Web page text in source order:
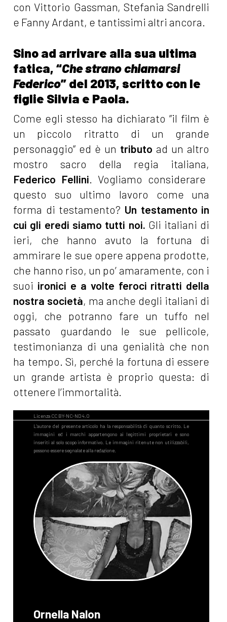
con Vittorio Gassman, Stefania Sandrelli
e Fanny Ardant, e tantissimi altri ancora.
Sino ad arrivare alla sua ultima
fatica, “Che strano chiamarsi
Federico” del 2013, scritto con le
figlie Silvia e Paola.
Come egli stesso ha dichiarato ”il film è
un piccolo ritratto di un grande
personaggio” ed è un tributo ad un altro
mostro sacro della regia italiana,
Federico Fellini. Vogliamo considerare
questo suo ultimo lavoro come una
forma di testamento? Un testamento in
cui gli eredi siamo tutti noi. Gli italiani di
ieri, che hanno avuto la fortuna di
ammirare le sue opere appena prodotte,
che hanno riso, un po’ amaramente, con i
suoi ironici e a volte feroci ritratti della
nostra società, ma anche degli italiani di
oggi, che potranno fare un tuffo nel
passato guardando le sue pellicole,
testimonianza di una genialità che non
ha tempo. Sì, perché la fortuna di essere
un grande artista è proprio questa: di
ottenere l’immortalità.
Ornella Nalon